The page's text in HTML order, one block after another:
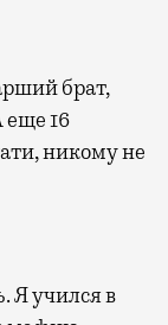
брат,
еще 16
никому не
Я учился в